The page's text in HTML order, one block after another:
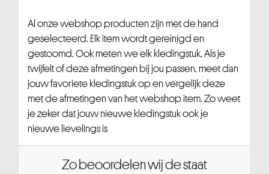
Al onze webshop producten zijn met de hand
geselecteerd. Elk item wordt gereinigd en
gestoomd. Ook meten we elk kledingstuk. Als je
twijfelt of deze afmetingen bij jou passen, meet dan
jouw favoriete kledingstuk op en vergelijk deze
met de afmetingen van het webshop item. Zo weet
je zeker dat jouw nieuwe kledingstuk ook je
nieuwe lievelings is
Zo beoordelen wij de staat